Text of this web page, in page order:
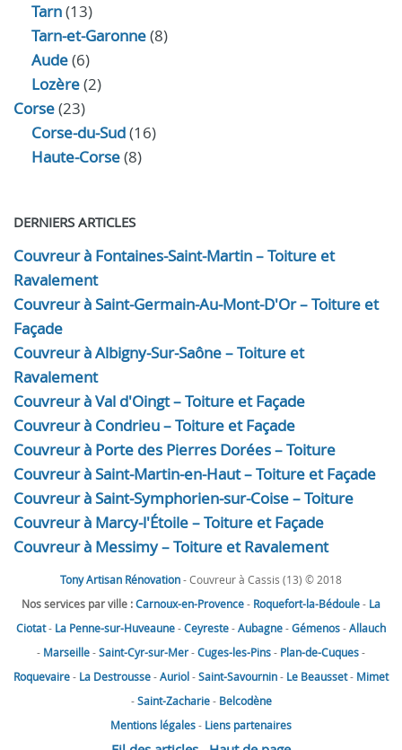
Tarn(13)
Tarn-et-Garonne(8)
Aude(6)
Lozère(2)
Corse(23)
Corse-du-Sud(16)
Haute-Corse(8)
DERNIERS ARTICLES
Couvreur à Fontaines-Saint-Martin – Toiture et
Ravalement
Couvreur à Saint-Germain-Au-Mont-D'Or – Toiture et
Façade
Couvreur à Albigny-Sur-Saône – Toiture et
Ravalement
Couvreur à Val d'Oingt – Toiture et Façade
Couvreur à Condrieu – Toiture et Façade
Couvreur à Porte des Pierres Dorées – Toiture
Couvreur à Saint-Martin-en-Haut – Toiture et Façade
Couvreur à Saint-Symphorien-sur-Coise – Toiture
Couvreur à Marcy-l'Étoile – Toiture et Façade
Couvreur à Messimy – Toiture et Ravalement
Tony Artisan Rénovation- Couvreur à Cassis (13) © 2018
Nos services par ville :Carnoux-en-Provence- Roquefort-la-Bédoule- La
Ciotat- La Penne-sur-Huveaune-Ceyreste-Aubagne-Gémenos-Allauch
- Marseille-Saint-Cyr-sur-Mer-Cuges-les-Pins- Plan-de-Cuques-
Roquevaire- La Destrousse-Auriol-Saint-Savournin- Le Beausset- Mimet
-Saint-Zacharie- Belcodène
Mentions légales- Liens partenaires